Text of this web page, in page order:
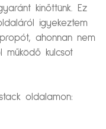
kinőttünk. Ez
igyekeztem
ahonnan nem
kulcsot
oldalamon: